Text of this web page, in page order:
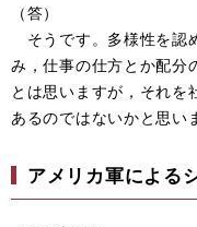
（答）
そうです。多様性を認
み，仕事の仕方とか配分
とは思いますが，それを
あるのではないかと思い
アメリカ軍による